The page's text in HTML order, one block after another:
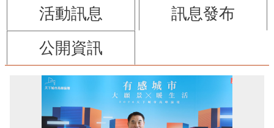
活動訊息
訊息發布
公開資訊